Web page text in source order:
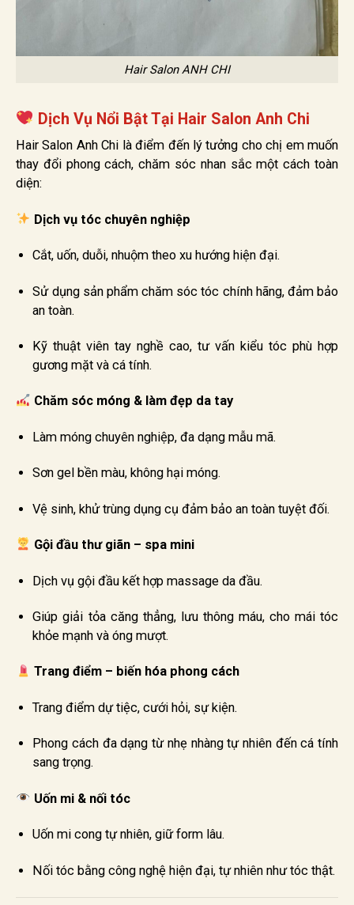
Hair Salon ANH CHI
Dịch Vụ Nổi Bật Tại Hair Salon Anh Chi
Hair Salon Anh Chi là điểm đến lý tưởng cho chị em muốn
thay đổi phong cách, chăm sóc nhan sắc một cách toàn
diện:
Dịch vụ tóc chuyên nghiệp
Cắt, uốn, duỗi, nhuộm theo xu hướng hiện đại.
Sử dụng sản phẩm chăm sóc tóc chính hãng, đảm bảo
an toàn.
Kỹ thuật viên tay nghề cao, tư vấn kiểu tóc phù hợp
gương mặt và cá tính.
Chăm sóc móng & làm đẹp da tay
Làm móng chuyên nghiệp, đa dạng mẫu mã.
Sơn gel bền màu, không hại móng.
Vệ sinh, khử trùng dụng cụ đảm bảo an toàn tuyệt đối.
Gội đầu thư giãn – spa mini
Dịch vụ gội đầu kết hợp massage da đầu.
Giúp giải tỏa căng thẳng, lưu thông máu, cho mái tóc
khỏe mạnh và óng mượt.
Trang điểm – biến hóa phong cách
Trang điểm dự tiệc, cưới hỏi, sự kiện.
Phong cách đa dạng từ nhẹ nhàng tự nhiên đến cá tính
sang trọng.
Uốn mi & nối tóc
Uốn mi cong tự nhiên, giữ form lâu.
Nối tóc bằng công nghệ hiện đại, tự nhiên như tóc thật.